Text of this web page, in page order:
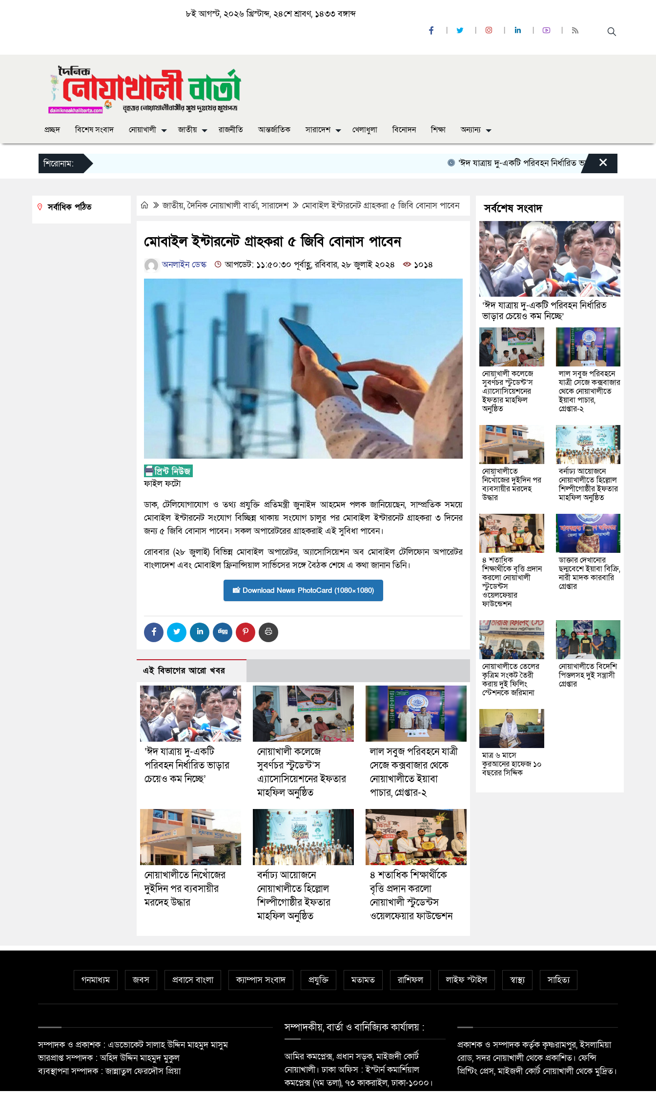
৮ই আগস্ট, ২০২৬ খ্রিস্টাব্দ, ২৪শে শ্রাবণ, ১৪৩৩ বঙ্গাব্দ
প্রচ্ছদ বিশেষ সংবাদ নোয়াখালী জাতীয় রাজনীতি আন্তর্জাতিক সারাদেশ খেলাধুলা বিনোদন শিক্ষা অন্যান্য
শিরোনাম: ‘ঈদ যাত্রায় দু-একটি পরিবহন নির্ধারিত ভাড়ার চেয়েও কম নিচ্ছে’
×
জাতীয়,দৈনিক নোয়াখালী বার্তা,সারাদেশ মোবাইল ইন্টারনেট গ্রাহকরা ৫ জিবি বোনাস পাবেন
মোবাইল ইন্টারনেট গ্রাহকরা ৫ জিবি বোনাস পাবেন
অনলাইন ডেস্ক আপডেট: ১১:৫০:৩০ পূর্বাহ্ণ, রবিবার, ২৮ জুলাই ২০২৪ ১০১৪
ফাইল ফটো
ডাক, টেলিযোগাযোগ ও তথ্য প্রযুক্তি প্রতিমন্ত্রী জুনাইদ আহমেদ পলক জানিয়েছেন, সাম্প্রতিক সময়ে
মোবাইল ইন্টারনেট সংযোগ বিচ্ছিন্ন থাকায় সংযোগ চালুর পর মোবাইল ইন্টারনেট গ্রাহকরা ৩ দিনের
জন্য ৫ জিবি বোনাস পাবেন। সকল অপারেটরের গ্রাহকরাই এই সুবিধা পাবেন।
রোববার (২৮ জুলাই) বিভিন্ন মোবাইল অপারেটর, অ্যাসোসিয়েশন অব মোবাইল টেলিফোন অপারেটর
বাংলাদেশ এবং মোবাইল ফ্রিনান্সিয়াল সার্ভিসের সঙ্গে বৈঠক শেষে এ কথা জানান তিনি।
📸 Download News PhotoCard (1080×1080)
এই বিভাগের আরো খবর
‘ঈদ যাত্রায় দু-একটি
পরিবহন নির্ধারিত ভাড়ার
চেয়েও কম নিচ্ছে’
নোয়াখালী কলেজে
সুবর্ণচর স্টুডেন্ট’স
এ্যাসোসিয়েশনের ইফতার
মাহফিল অনুষ্ঠিত
লাল সবুজ পরিবহনে যাত্রী
সেজে কক্সবাজার থেকে
নোয়াখালীতে ইয়াবা
পাচার, গ্রেপ্তার-২
নোয়াখালীতে নিখোঁজের
দুইদিন পর ব্যবসায়ীর
মরদেহ উদ্ধার
বর্নাঢ্য আয়োজনে
নোয়াখালীতে হিল্লোল
শিল্পীগোষ্ঠীর ইফতার
মাহফিল অনুষ্ঠিত
৪ শতাধিক শিক্ষার্থীকে
বৃত্তি প্রদান করলো
নোয়াখালী স্টুডেন্টস
ওয়েলফেয়ার ফাউন্ডেশন
সর্বাধিক পঠিত সর্বশেষ সংবাদ
‘ঈদ যাত্রায় দু-একটি পরিবহন নির্ধারিত
ভাড়ার চেয়েও কম নিচ্ছে’
নোয়াখালী কলেজে
সুবর্ণচর স্টুডেন্ট’স
এ্যাসোসিয়েশনের
ইফতার মাহফিল
অনুষ্ঠিত
লাল সবুজ পরিবহনে
যাত্রী সেজে কক্সবাজার
থেকে নোয়াখালীতে
ইয়াবা পাচার,
গ্রেপ্তার-২
নোয়াখালীতে
নিখোঁজের দুইদিন পর
ব্যবসায়ীর মরদেহ
উদ্ধার
বর্নাঢ্য আয়োজনে
নোয়াখালীতে হিল্লোল
শিল্পীগোষ্ঠীর ইফতার
মাহফিল অনুষ্ঠিত
৪ শতাধিক
শিক্ষার্থীকে বৃত্তি প্রদান
করলো নোয়াখালী
স্টুডেন্টস
ওয়েলফেয়ার
ফাউন্ডেশন
ডাক্তার দেখানোর
ছদ্মবেশে ইয়াবা বিক্রি,
নারী মাদক কারবারি
গ্রেপ্তার
নোয়াখালীতে তেলের
কৃত্রিম সংকট তৈরী
করায় দুই ফিলিং
স্টেশনকে জরিমানা
নোয়াখালীতে বিদেশি
পিস্তলসহ দুই সন্ত্রাসী
গ্রেপ্তার
মাত্র ৬ মাসে
কুরআনের হাফেজ ১০
বছরের সিদ্দিক
গনমাধ্যম জবস প্রবাসে বাংলা ক্যাম্পাস সংবাদ প্রযুক্তি মতামত রাশিফল লাইফ স্টাইল স্বাস্থ্য সাহিত্য
সম্পাদক ও প্রকাশক : এডভোকেট সালাহ উদ্দিন মাহমুদ মাসুম
ভারপ্রাপ্ত সম্পাদক : অহিদ উদ্দিন মাহমুদ মুকুল
ব্যবস্থাপনা সম্পাদক : জান্নাতুল ফেরদৌস প্রিয়া
সম্পাদকীয়, বার্তা ও বানিজ্যিক কার্যালয় :
আমির কমপ্লেক্স, প্রধান সড়ক, মাইজদী কোর্ট
নোয়াখালী। ঢাকা অফিস : ইস্টার্ন কমার্শিয়াল
কমপ্লেক্স (৭ম তলা), ৭৩ কাকরাইল, ঢাকা-১০০০।
প্রকাশক ও সম্পাদক কর্তৃক কৃষ্ণরামপুর, ইসলামিয়া
রোড, সদর নোয়াখালী থেকে প্রকাশিত। ফেন্সি
প্রিন্টিং প্রেস, মাইজদী কোর্ট নোয়াখালী থেকে মুদ্রিত।